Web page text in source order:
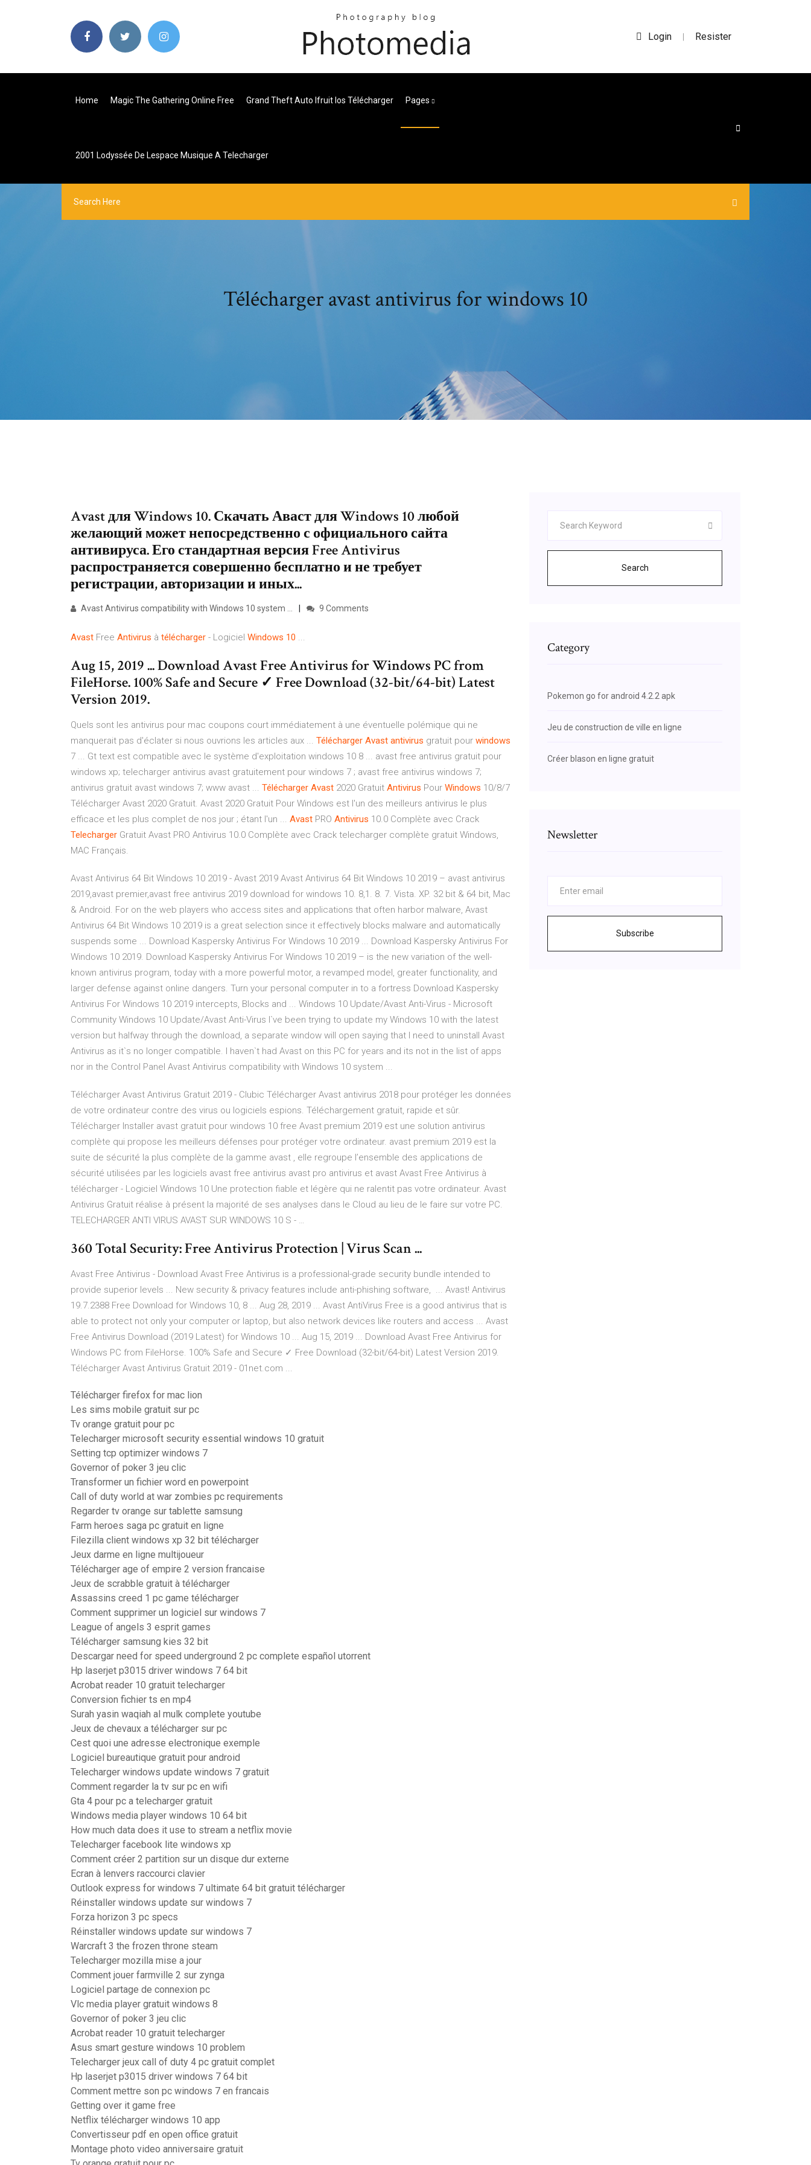
Login | Resister
Home Magic The Gathering Online Free Grand Theft Auto Ifruit Ios Télécharger Pages
2001 Lodyssée De Lespace Musique A Telecharger
Télécharger avast antivirus for windows 10
Avast для Windows 10. Скачать Аваст для Windows 10 любой
желающий может непосредственно с официального сайта
антивируса. Его стандартная версия Free Antivirus
распространяется совершенно бесплатно и не требует
регистрации, авторизации и иных...
Avast Antivirus compatibility with Windows 10 system ... 9 Comments
Avast Free Antivirus à télécharger - Logiciel Windows 10 ...
Aug 15, 2019 ... Download Avast Free Antivirus for Windows PC from
FileHorse. 100% Safe and Secure ✓ Free Download (32-bit/64-bit) Latest
Version 2019.
Quels sont les antivirus pour mac coupons court immédiatement à une éventuelle polémique qui ne
manquerait pas d'éclater si nous ouvrions les articles aux ... Télécharger Avast antivirus gratuit pour windows
7 ... Gt text est compatible avec le système d'exploitation windows 10 8 ... avast free antivirus gratuit pour
windows xp; telecharger antivirus avast gratuitement pour windows 7 ; avast free antivirus windows 7;
antivirus gratuit avast windows 7; www avast ... Télécharger Avast 2020 Gratuit Antivirus Pour Windows 10/8/7
Télécharger Avast 2020 Gratuit. Avast 2020 Gratuit Pour Windows est l'un des meilleurs antivirus le plus
efficace et les plus complet de nos jour ; étant l'un ... Avast PRO Antivirus 10.0 Complète avec Crack
Telecharger Gratuit Avast PRO Antivirus 10.0 Complète avec Crack telecharger complète gratuit Windows,
MAC Français.
Avast Antivirus 64 Bit Windows 10 2019 - Avast 2019 Avast Antivirus 64 Bit Windows 10 2019 – avast antivirus
2019,avast premier,avast free antivirus 2019 download for windows 10. 8,1. 8. 7. Vista. XP. 32 bit & 64 bit, Mac
& Android. For on the web players who access sites and applications that often harbor malware, Avast
Antivirus 64 Bit Windows 10 2019 is a great selection since it effectively blocks malware and automatically
suspends some ... Download Kaspersky Antivirus For Windows 10 2019 ... Download Kaspersky Antivirus For
Windows 10 2019. Download Kaspersky Antivirus For Windows 10 2019 – is the new variation of the well-
known antivirus program, today with a more powerful motor, a revamped model, greater functionality, and
larger defense against online dangers. Turn your personal computer in to a fortress Download Kaspersky
Antivirus For Windows 10 2019 intercepts, Blocks and ... Windows 10 Update/Avast Anti-Virus - Microsoft
Community Windows 10 Update/Avast Anti-Virus I`ve been trying to update my Windows 10 with the latest
version but halfway through the download, a separate window will open saying that I need to uninstall Avast
Antivirus as it`s no longer compatible. I haven`t had Avast on this PC for years and its not in the list of apps
nor in the Control Panel Avast Antivirus compatibility with Windows 10 system ...
Télécharger Avast Antivirus Gratuit 2019 - Clubic Télécharger Avast antivirus 2018 pour protéger les données
de votre ordinateur contre des virus ou logiciels espions. Téléchargement gratuit, rapide et sûr.
Télécharger Installer avast gratuit pour windows 10 free Avast premium 2019 est une solution antivirus
complète qui propose les meilleurs défenses pour protéger votre ordinateur. avast premium 2019 est la
suite de sécurité la plus complète de la gamme avast , elle regroupe l’ensemble des applications de
sécurité utilisées par les logiciels avast free antivirus avast pro antivirus et avast Avast Free Antivirus à
télécharger - Logiciel Windows 10 Une protection fiable et légère qui ne ralentit pas votre ordinateur. Avast
Antivirus Gratuit réalise à présent la majorité de ses analyses dans le Cloud au lieu de le faire sur votre PC.
TELECHARGER ANTI VIRUS AVAST SUR WINDOWS 10 S - …
360 Total Security: Free Antivirus Protection | Virus Scan ...
Avast Free Antivirus - Download Avast Free Antivirus is a professional-grade security bundle intended to
provide superior levels ... New security & privacy features include anti-phishing software, ... Avast! Antivirus
19.7.2388 Free Download for Windows 10, 8 ... Aug 28, 2019 ... Avast AntiVirus Free is a good antivirus that is
able to protect not only your computer or laptop, but also network devices like routers and access ... Avast
Free Antivirus Download (2019 Latest) for Windows 10 ... Aug 15, 2019 ... Download Avast Free Antivirus for
Windows PC from FileHorse. 100% Safe and Secure ✓ Free Download (32-bit/64-bit) Latest Version 2019.
Télécharger Avast Antivirus Gratuit 2019 - 01net.com ...
Télécharger firefox for mac lion
Les sims mobile gratuit sur pc
Tv orange gratuit pour pc
Telecharger microsoft security essential windows 10 gratuit
Setting tcp optimizer windows 7
Governor of poker 3 jeu clic
Transformer un fichier word en powerpoint
Call of duty world at war zombies pc requirements
Regarder tv orange sur tablette samsung
Farm heroes saga pc gratuit en ligne
Filezilla client windows xp 32 bit télécharger
Jeux darme en ligne multijoueur
Télécharger age of empire 2 version francaise
Jeux de scrabble gratuit à télécharger
Assassins creed 1 pc game télécharger
Comment supprimer un logiciel sur windows 7
League of angels 3 esprit games
Télécharger samsung kies 32 bit
Descargar need for speed underground 2 pc complete español utorrent
Hp laserjet p3015 driver windows 7 64 bit
Acrobat reader 10 gratuit telecharger
Conversion fichier ts en mp4
Surah yasin waqiah al mulk complete youtube
Jeux de chevaux a télécharger sur pc
Cest quoi une adresse electronique exemple
Logiciel bureautique gratuit pour android
Telecharger windows update windows 7 gratuit
Comment regarder la tv sur pc en wifi
Gta 4 pour pc a telecharger gratuit
Windows media player windows 10 64 bit
How much data does it use to stream a netflix movie
Telecharger facebook lite windows xp
Comment créer 2 partition sur un disque dur externe
Ecran à lenvers raccourci clavier
Outlook express for windows 7 ultimate 64 bit gratuit télécharger
Réinstaller windows update sur windows 7
Forza horizon 3 pc specs
Réinstaller windows update sur windows 7
Warcraft 3 the frozen throne steam
Telecharger mozilla mise a jour
Comment jouer farmville 2 sur zynga
Logiciel partage de connexion pc
Vlc media player gratuit windows 8
Governor of poker 3 jeu clic
Acrobat reader 10 gratuit telecharger
Asus smart gesture windows 10 problem
Telecharger jeux call of duty 4 pc gratuit complet
Hp laserjet p3015 driver windows 7 64 bit
Comment mettre son pc windows 7 en francais
Getting over it game free
Netflix télécharger windows 10 app
Convertisseur pdf en open office gratuit
Montage photo video anniversaire gratuit
Search
Category
Pokemon go for android 4.2.2 apk
Jeu de construction de ville en ligne
Créer blason en ligne gratuit
Newsletter
Subscribe